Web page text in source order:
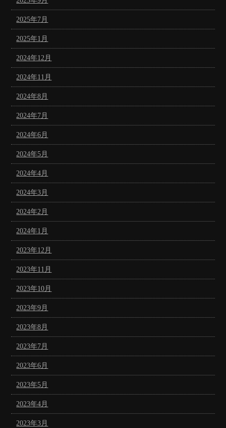
2025年7月
2025年1月
2024年12月
2024年11月
2024年8月
2024年7月
2024年6月
2024年5月
2024年4月
2024年3月
2024年2月
2024年1月
2023年12月
2023年11月
2023年10月
2023年9月
2023年8月
2023年7月
2023年6月
2023年5月
2023年4月
2023年3月